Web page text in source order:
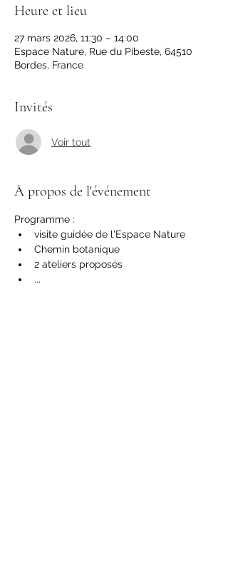
Heure et lieu
27 mars 2026, 11:30 – 14:00
Espace Nature, Rue du Pibeste, 64510
Bordes, France
Invités
Voir tout
À propos de l'événement
Programme :
visite guidée de l'Espace Nature
Chemin botanique
2 ateliers proposés
...